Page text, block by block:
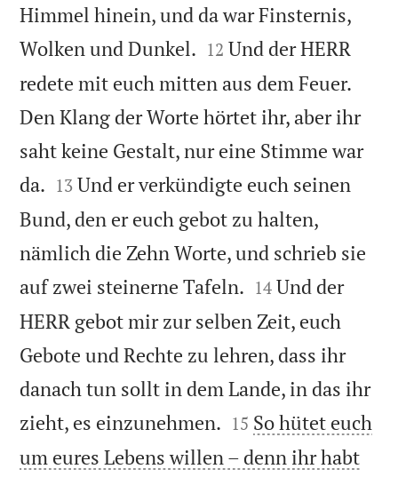
Himmel hinein, und da war Finsternis,
Wolken und Dunkel. 

12 Und der HERR
redete mit euch mitten aus dem Feuer.
Den Klang der Worte hörtet ihr, aber ihr
saht keine Gestalt, nur eine Stimme war
da. 

13 Und er verkündigte euch seinen
Bund, den er euch gebot zu halten,
nämlich die Zehn Worte, und schrieb sie
auf zwei steinerne Tafeln. 

14 Und der
HERR gebot mir zur selben Zeit, euch
Gebote und Rechte zu lehren, dass ihr
danach tun sollt in dem Lande, in das ihr
zieht, es einzunehmen. 

15 So hütet euch
um eures Lebens willen – denn ihr habt